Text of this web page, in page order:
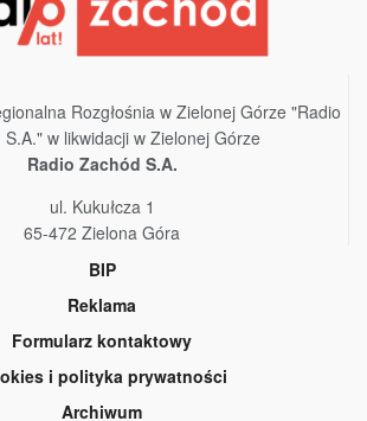
Rozgłośnia w Zielonej Górze "Radio
w likwidacji w Zielonej Górze
Radio Zachód S.A.
ul. Kukułcza 1
65-472 Zielona Góra
BIP
Reklama
Formularz kontaktowy
i polityka prywatności
Archiwum